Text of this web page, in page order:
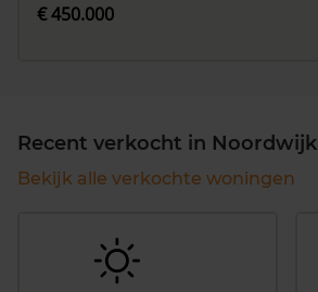
€ 450.000
Recent verkocht in Noordwijk
Bekijk alle verkochte woningen